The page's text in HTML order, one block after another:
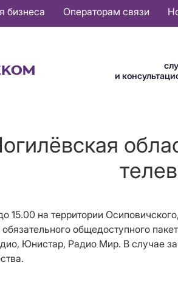
бизнеса Операторам связи
и
15.00 на территории
общедоступного
Юнистар, Радио Мир. В случае